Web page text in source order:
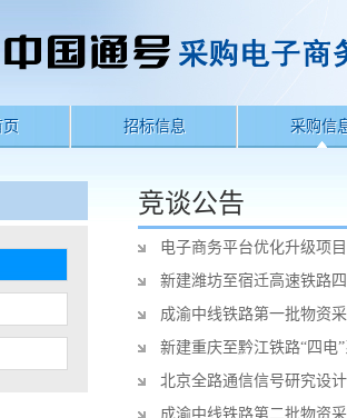
页 招标信息 采购信
竞谈公告
电子商务平台优化升级项
新建潍坊至宿迁高速铁路
成渝中线铁路第一批物资
新建重庆至黔江铁路“四电
北京全路通信信号研究设
成渝中线铁路第二批物资